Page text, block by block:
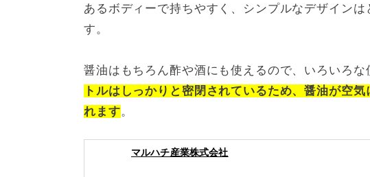
あるボディーで持ちやすく、シンプルなデザイン
す。
醤油はもちろん酢や酒にも使えるので、いろいろな
トルはしっかりと密閉されているため、醤油が空
れます。
マルハチ産業株式会社